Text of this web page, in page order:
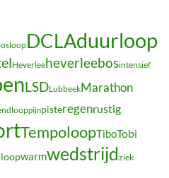
DCLAduurloop
Heverleeheverleebosintensief
LSDLubbeekMarathon
pijnpisteregenrustig
TempoloopTiboTobi
warmwedstrijdziek